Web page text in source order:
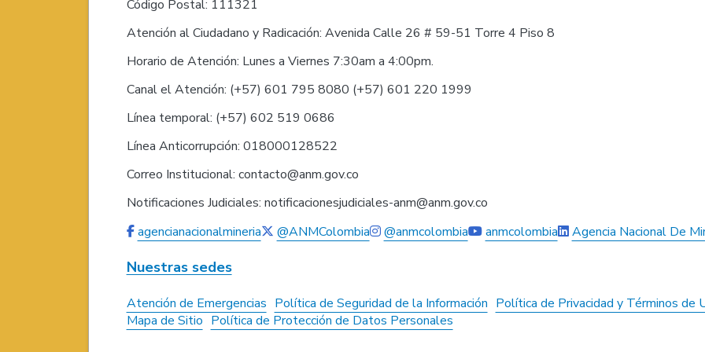
Código Postal: 111321
Atención al Ciudadano y Radicación: Avenida Calle 26 # 59-51 Torre 4 Piso 8
Horario de Atención: Lunes a Viernes 7:30am a 4:00pm.
Canal el Atención: (+57) 601 795 8080 (+57) 601 220 1999
Línea temporal: (+57) 602 519 0686
Línea Anticorrupción: 018000128522
Correo Institucional: contacto@anm.gov.co
Notificaciones Judiciales: notificacionesjudiciales-anm@anm.gov.co
agencianacionalmineria
@ANMColombia @anmcolombia anmcolombia Agencia Nacional De
Nuestras sedes
Atención de Emergencias Política de Seguridad de la Información Política de Privacidad y Términos de
Mapa de Sitio Política de Protección de Datos Personales